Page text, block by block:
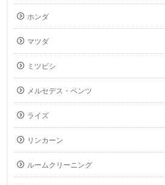
ホンダ
マツダ
ミツビシ
メルセデス・ベンツ
ライズ
リンカーン
ルームクリーニング